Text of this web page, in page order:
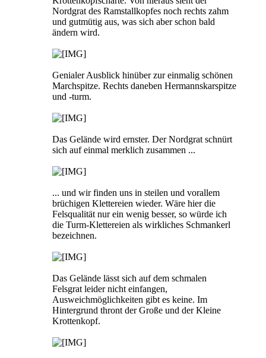
Nordgrat des Ramstallkopfes noch rechts zahm
und gutmütig aus, was sich aber schon bald
ändern wird.
Genialer Ausblick hinüber zur einmalig schönen
Marchspitze. Rechts daneben Hermannskarspitze
und -turm.
Das Gelände wird ernster. Der Nordgrat schnürt
sich auf einmal merklich zusammen ...
... und wir finden uns in steilen und vorallem
brüchigen Klettereien wieder. Wäre hier die
Felsqualität nur ein wenig besser, so würde ich
die Turm-Klettereien als wirkliches Schmankerl
bezeichnen.
Das Gelände lässt sich auf dem schmalen
Felsgrat leider nicht einfangen,
Ausweichmöglichkeiten gibt es keine. Im
Hintergrund thront der Große und der Kleine
Krottenkopf.